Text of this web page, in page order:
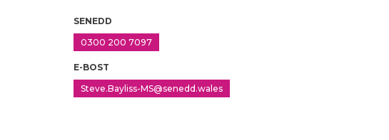
SENEDD
0300 200 7097
E-BOST
Steve.Bayliss-MS@senedd.wales